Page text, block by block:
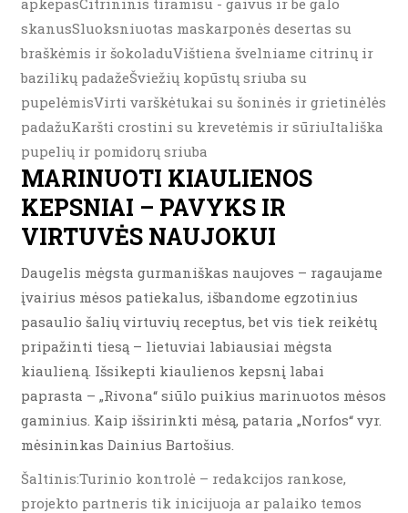
apkepasCitrininis tiramisu - gaivus ir be galo
skanusSluoksniuotas maskarponės desertas su
braškėmis ir šokoladuVištiena švelniame citrinų ir
bazilikų padažeŠviežių kopūstų sriuba su
pupelėmisVirti varškėtukai su šoninės ir grietinėlės
padažuKaršti crostini su krevetėmis ir sūriuItališka
pupelių ir pomidorų sriuba
MARINUOTI KIAULIENOS
KEPSNIAI – PAVYKS IR
VIRTUVĖS NAUJOKUI
Daugelis mėgsta gurmaniškas naujoves – ragaujame
įvairius mėsos patiekalus, išbandome egzotinius
pasaulio šalių virtuvių receptus, bet vis tiek reikėtų
pripažinti tiesą – lietuviai labiausiai mėgsta
kiaulieną. Išsikepti kiaulienos kepsnį labai
paprasta – „Rivona“ siūlo puikius marinuotos mėsos
gaminius. Kaip išsirinkti mėsą, pataria „Norfos“ vyr.
mėsininkas Dainius Bartošius.
Šaltinis:Turinio kontrolė – redakcijos rankose,
projekto partneris tik inicijuoja ar palaiko temos